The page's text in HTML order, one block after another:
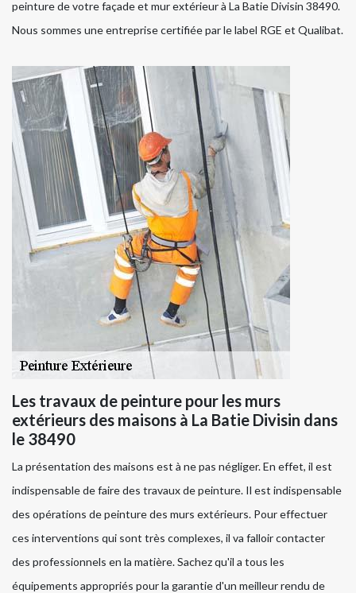
peinture de votre façade et mur extérieur à La Batie Divisin 38490.
Nous sommes une entreprise certifiée par le label RGE et Qualibat.
Les travaux de peinture pour les murs
extérieurs des maisons à La Batie Divisin dans
le 38490
La présentation des maisons est à ne pas négliger. En effet, il est
indispensable de faire des travaux de peinture. Il est indispensable
des opérations de peinture des murs extérieurs. Pour effectuer
ces interventions qui sont très complexes, il va falloir contacter
des professionnels en la matière. Sachez qu'il a tous les
équipements appropriés pour la garantie d'un meilleur rendu de